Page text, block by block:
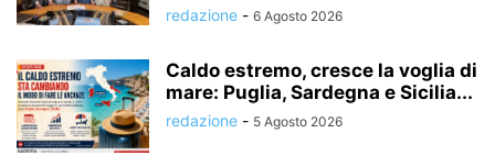
redazione - 6 Agosto 2026
Caldo estremo, cresce la voglia di
mare: Puglia, Sardegna e Sicilia...
redazione - 5 Agosto 2026